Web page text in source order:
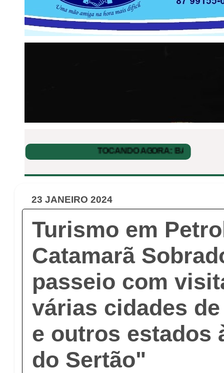
23 JANEIRO 2024
Turismo em
Catamarã
passeio com
várias cidades
e outros estados
do Sertão"